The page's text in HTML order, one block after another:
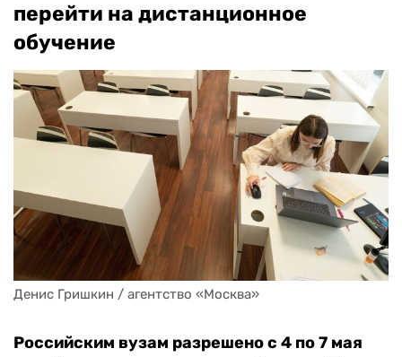
перейти на дистанционное
обучение
Денис Гришкин / агентство «Москва»
Российским вузам разрешено с 4 по 7 мая